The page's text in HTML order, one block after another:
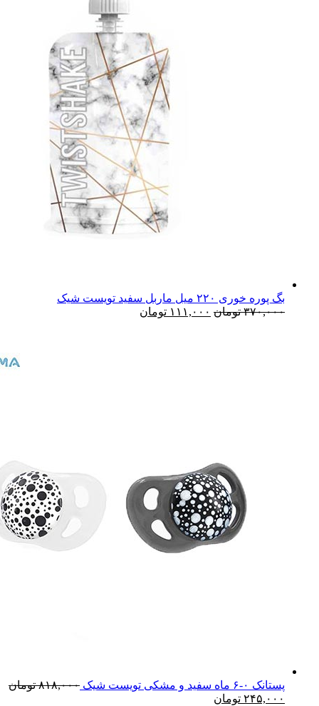
بگ پوره خوری ۲۲۰ میل ماربل سفید تویست شیک
۳۷۰,۰۰۰ تومان ۱۱۱,۰۰۰ تومان
پستانک ۰-۶ ماه سفید و مشکی تویست شیک ۸۱۸,۰۰۰ تومان
۲۴۵,۰۰۰ تومان